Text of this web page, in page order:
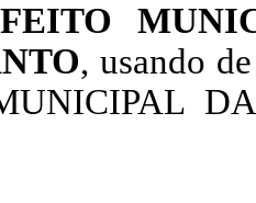
, usando